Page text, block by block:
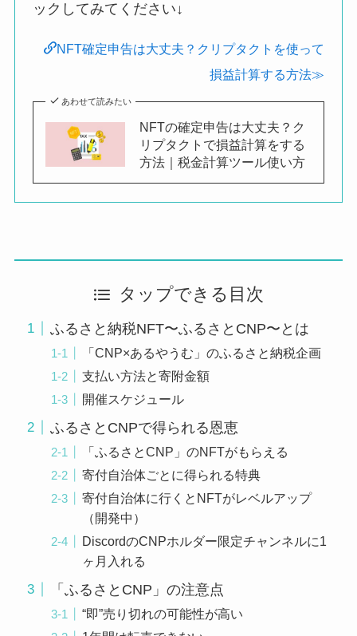
ックしてみてください↓
NFT確定申告は大丈夫？クリプタクトを使って
損益計算する方法≫
あわせて読みたい
NFTの確定申告は大丈夫？ク
リプタクトで損益計算をする
方法｜税金計算ツール使い方
タップできる目次
ふるさと納税NFT〜ふるさとCNP〜とは
「CNP×あるやうむ」のふるさと納税企画
支払い方法と寄附金額
開催スケジュール
ふるさとCNPで得られる恩恵
「ふるさとCNP」のNFTがもらえる
寄付自治体ごとに得られる特典
寄付自治体に行くとNFTがレベルアップ
（開発中）
DiscordのCNPホルダー限定チャンネルに1
ヶ月入れる
「ふるさとCNP」の注意点
“即”売り切れの可能性が高い